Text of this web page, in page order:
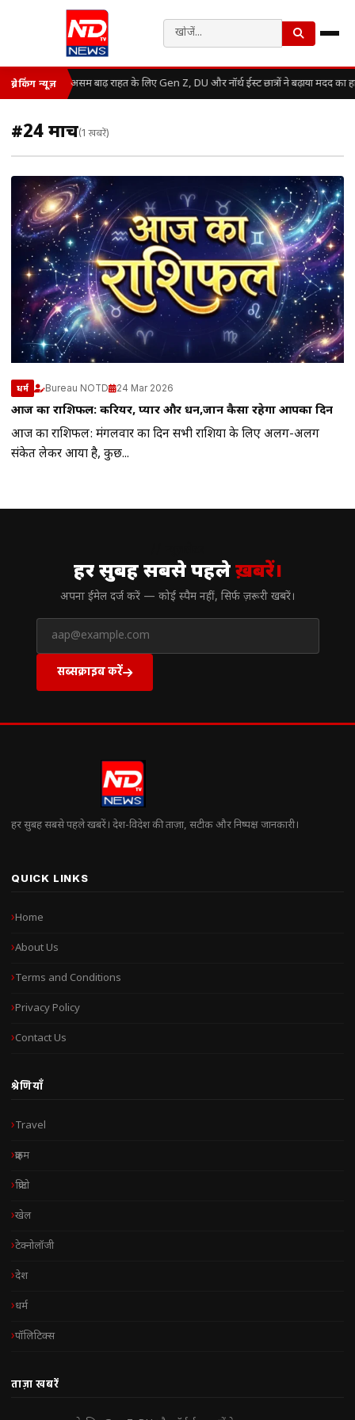
ब्रेकिंग न्यूज़ असम बाढ़ राहत के लिए Gen Z, DU और नॉर्थ ईस्ट छात्रों ने बढ़ाया मदद का
#24 मार्च(1 खबरें)
धर्म Bureau NOTD 24 Mar 2026
आज का राशिफल: करियर, प्यार और धन,जानें कैसा रहेगा आपका दिन
आज का राशिफल: मंगलवार का दिन सभी राशियों के लिए अलग-अलग
संकेत लेकर आया है, कुछ...
हर सुबह सबसे पहलेख़बरें।
अपना ईमेल दर्ज करें — कोई स्पैम नहीं, सिर्फ ज़रूरी खबरें।
सब्सक्राइब करें
हर सुबह सबसे पहले खबरें। देश-विदेश की ताज़ा, सटीक और निष्पक्ष जानकारी।
QUICK LINKS
Home
About Us
Terms and Conditions
Privacy Policy
Contact Us
श्रेणियाँ
Travel
क्राइम
क्रिप्टो
खेल
टेक्नोलॉजी
देश
धर्म
पॉलिटिक्स
ताज़ा खबरें